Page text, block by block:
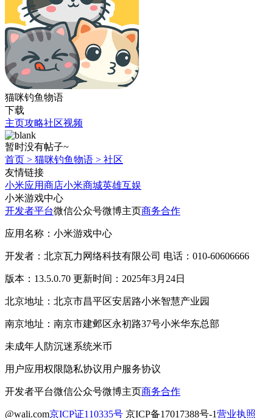
猫咪钓鱼物语
下载
主页攻略社区视频
暂时没有帖子~
首页 > 猫咪钓鱼物语 > 社区
友情链接
小米应用商店小米商城英雄互娱
小米游戏中心
开发者平台微信公众号微博主页商务合作
应用名称：小米游戏中心
开发者：北京瓦力网络科技有限公司 电话：010-60606666
版本：13.5.0.70 更新时间：2025年3月24日
北京地址：北京市昌平区安居路小米智慧产业园
南京地址：南京市建邺区永初路37号小米华东总部
未成年人防沉迷系统米币
用户应用权限隐私协议用户服务协议
开发者平台微信公众号微博主页商务合作
@wali.com京ICP证110335号 京ICP备17017388号-1营业执照